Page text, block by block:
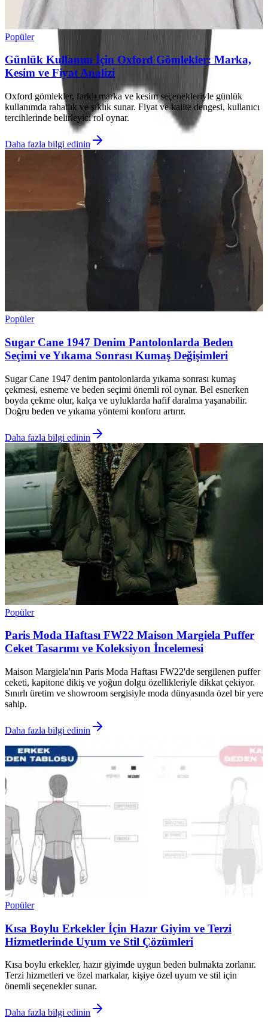
Popüler
Günlük Kullanım İçin Oxford Gömlekler: Marka,
Kesim ve Fiyat Analizi
Oxford gömlekler, farklı marka ve kesim seçenekleriyle günlük
kullanımda rahatlık ve şıklık sunar. Fiyat ve kalite dengesi, kullanıcı
tercihlerinde belirleyici rol oynar.
Daha fazla bilgi edinin
Popüler
Sugar Cane 1947 Denim Pantolonlarda Beden
Seçimi ve Yıkama Sonrası Kumaş Değişimleri
Sugar Cane 1947 denim pantolonlarda yıkama sonrası kumaş
çekmesi, esneme ve beden seçimi önemli rol oynar. Bel esnerken
boyda çekme olur, kalça ve uyluklarda hafif daralma yaşanabilir.
Doğru beden ve yıkama yöntemi konforu artırır.
Daha fazla bilgi edinin
Popüler
Paris Moda Haftası FW22 Maison Margiela Puffer
Ceket Tasarımı ve Koleksiyon İncelemesi
Maison Margiela'nın Paris Moda Haftası FW22'de sergilenen puffer
ceketi, kapitone dikiş ve yoğun dolgu özellikleriyle dikkat çekiyor.
Sınırlı üretim ve showroom sergisiyle moda dünyasında özel bir yere
sahip.
Daha fazla bilgi edinin
Popüler
Kısa Boylu Erkekler İçin Hazır Giyim ve Terzi
Hizmetlerinde Uyum ve Stil Çözümleri
Kısa boylu erkekler, hazır giyimde uygun beden bulmakta zorlanır.
Terzi hizmetleri ve özel markalar, kişiye özel uyum ve stil için
önemli seçenekler sunar.
Daha fazla bilgi edinin